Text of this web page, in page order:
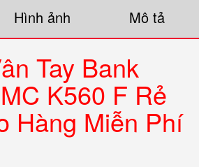
Hình ảnh Mô tả
Tay Bank
K560 F Rẻ
Hàng Miễn Phí